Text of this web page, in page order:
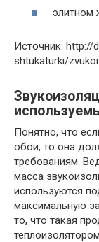
элитном
Источник: http://
shtukaturki/
Понятно, что
обои, то она
требованиям.
масса
используются
максимальную
то, что такая